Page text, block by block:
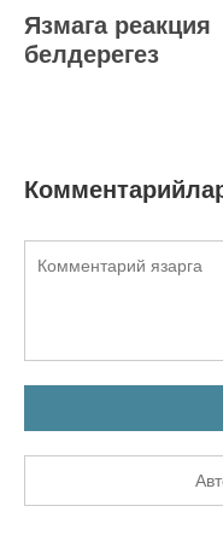
Язмага реакция
белдерегез